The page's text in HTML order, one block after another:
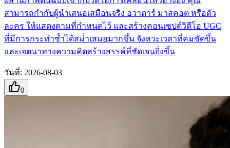
สามารถกำกับผู้นำเสนอเสมือนจริง อวาตาร์ มาสคอต หรือตัว
ละคร ให้แสดงตามที่กำหนดไว้ และสร้างคอนเซปต์วิดีโอ UGC
ที่มีการกระทำซ้ำได้สม่ำเสมอมากขึ้น จังหวะเวลาที่คมชัดขึ้น
และเจตนาทางความคิดสร้างสรรค์ที่ชัดเจนยิ่งขึ้น
วันที่: 2026-08-03
0